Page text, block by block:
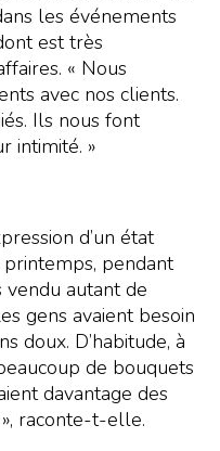
les événements
est très
« Nous
avec nos clients.
Ils nous font
intimité. »
d’un état
printemps, pendant
vendu autant de
gens avaient besoin
doux. D’habitude, à
de bouquets
davantage des
raconte-t-elle.